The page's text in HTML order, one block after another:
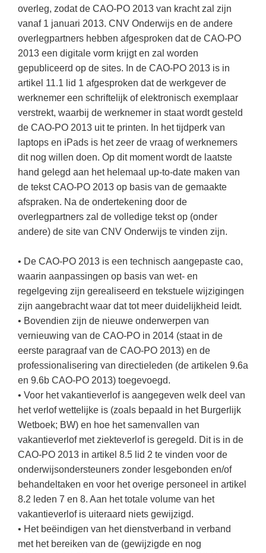
Digitaal onderwijs
Cito toets
Eindexamens
iPad scholen
NIEUWSARCHIEF
Augustus 2026
Juli 2026
Juni 2026
Mei 2026
April 2026
Lespakket ‘Circulaire Economie - van
verpakking tot nieuwe grondstof’
Gastles Zeebenen in de klas
Cursus Leer het heelal begrijpen
Van verdunningscalculator tot
practicumvoorbereiding: gratis online
hulpmiddelen voor science-docenten en
TOA's
DGM in de klas
Frans(22)
Engels(17)
Techniek (16)
Open vacature(16)
Lichamelijke opvoeding (13)
Biologie(12)
VACATURES PER PLAATS
Amsterdam
Rotterdam(42)
Den Haag(34)
Utrecht (26)
Almere(23)
Dordrecht
Eindhoven(13)
Zoetermeer
Alkmaar(10)
Apeldoorn (10)
Kerst kleurplaten
PUZZELS
Woordpuzzels
Kruiswoordpuzzels
LEUK IN DE KLAS
Raadsels
Rebussen
Biologie
Burgerschap
Ckv
Duits
Economie
Engels
Frans
Fries (Frysk)
Geschiedenis
Handelswetenschappen
Informatica
Klassieke Talen
Letterkunde
Levensbeschouwing
Maatschappijleer
Muziek
Nederlands
Rekenen / Wiskunde
Scheikunde
Sociale vaardigheden
Spaans
Studievaardigheden
Techniek
Boek: Kleine werelden van het zonnestelsel
Leren met klassieke muziek
Lasermachine voor het onderwijs
Lasergraaf
Onderwijs opleidingen
Gratis lesmateriaal Dove self-esteem
Ontdek Memo voor de onderbouw zelf!
Maak uw leerlingen mediawijs!
Rekentuin: altijd en overal rekenen oefenen
op je eigen niveau
Taalzee: adaptief oefenen en toetsen
Theater als middel voor het aanleren van
sociale vaardigheden
Lesmateriaal gebaseerd op
(hersen)onderzoek
Meesterbaan onderwijsvacatures
LEERMETHODEN
Biologie
Examentraining
Frans
Geschiedenis
Media
Nederlands
Rekenen
Sociale vaardigheden
Studievaardigheden
Taalvaardigheden
overleg, zodat de CAO-PO 2013 van kracht zal zijn
vanaf 1 januari 2013. CNV Onderwijs en de andere
overlegpartners hebben afgesproken dat de CAO-PO
2013 een digitale vorm krijgt en zal worden
gepubliceerd op de sites. In de CAO-PO 2013 is in
artikel 11.1 lid 1 afgesproken dat de werkgever de
werknemer een schriftelijk of elektronisch exemplaar
verstrekt, waarbij de werknemer in staat wordt gesteld
de CAO-PO 2013 uit te printen. In het tijdperk van
laptops en iPads is het zeer de vraag of werknemers
dit nog willen doen. Op dit moment wordt de laatste
hand gelegd aan het helemaal up-to-date maken van
de tekst CAO-PO 2013 op basis van de gemaakte
afspraken. Na de ondertekening door de
overlegpartners zal de volledige tekst op (onder
andere) de site van CNV Onderwijs te vinden zijn.
• De CAO-PO 2013 is een technisch aangepaste cao,
waarin aanpassingen op basis van wet- en
regelgeving zijn gerealiseerd en tekstuele wijzigingen
zijn aangebracht waar dat tot meer duidelijkheid leidt.
• Bovendien zijn de nieuwe onderwerpen van
vernieuwing van de CAO-PO in 2014 (staat in de
eerste paragraaf van de CAO-PO 2013) en de
professionalisering van directieleden (de artikelen 9.6a
en 9.6b CAO-PO 2013) toegevoegd.
• Voor het vakantieverlof is aangegeven welk deel van
het verlof wettelijke is (zoals bepaald in het Burgerlijk
Wetboek; BW) en hoe het samenvallen van
vakantieverlof met ziekteverlof is geregeld. Dit is in de
CAO-PO 2013 in artikel 8.5 lid 2 te vinden voor de
onderwijsondersteuners zonder lesgebonden en/of
behandeltaken en voor het overige personeel in artikel
8.2 leden 7 en 8. Aan het totale volume van het
vakantieverlof is uiteraard niets gewijzigd.
• Het beëindigen van het dienstverband in verband
met het bereiken van de (gewijzigde en nog